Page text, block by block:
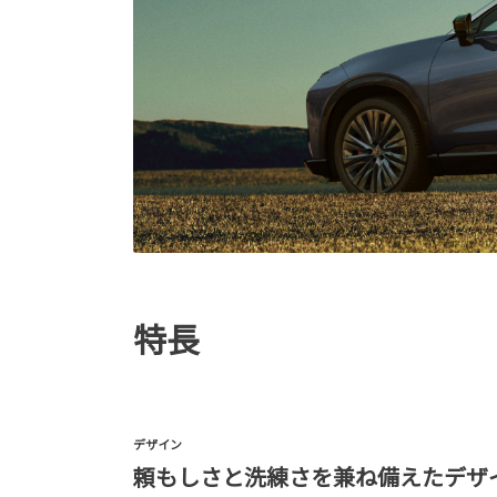
特長
デザイン
頼もしさと洗練さを兼ね備えたデザ